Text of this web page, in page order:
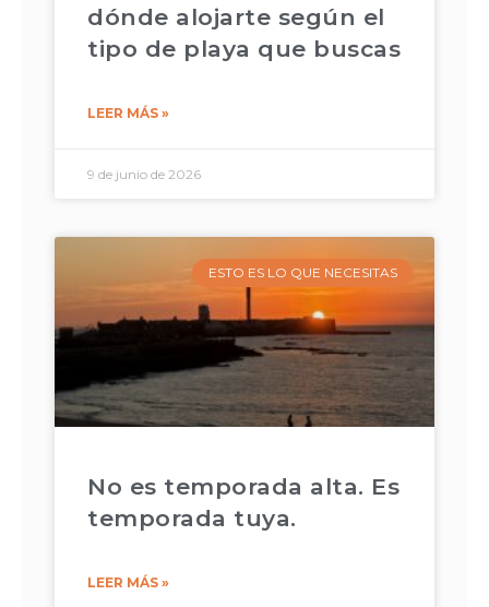
dónde alojarte según el
tipo de playa que buscas
LEER MÁS »
9 de junio de 2026
ESTO ES LO QUE NECESITAS
No es temporada alta. Es
temporada tuya.
LEER MÁS »